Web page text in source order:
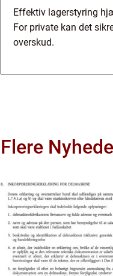
Effektiv lagerstyring
For private kan det
overskud.
Flere